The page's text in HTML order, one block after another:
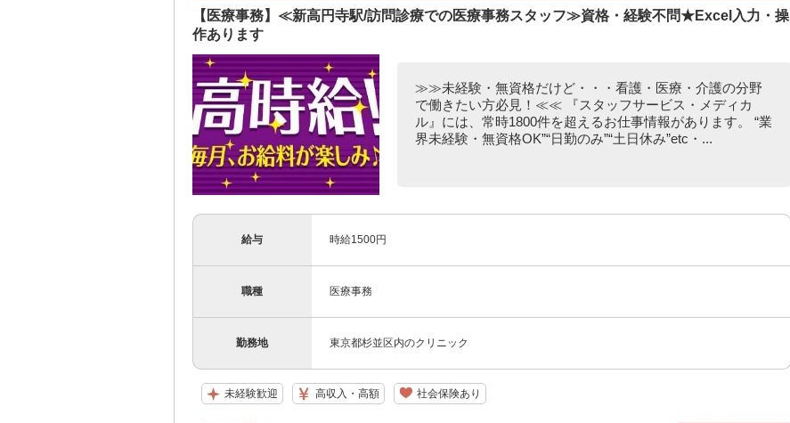
【医療事務】≪新高円寺駅/訪問診療での医療事務スタッフ≫資格・経験不問★Excel入力・操
作あります
≫≫未経験・無資格だけど・・・看護・医療・介護の分野
で働きたい方必見！≪≪ 『スタッフサービス・メディカ
ル』には、常時1800件を超えるお仕事情報があります。 “業
界未経験・無資格OK”“日勤のみ”“土日休み”etc・...
給与 時給1500円
職種 医療事務
勤務地 東京都杉並区内のクリニック
未経験歓迎 高収入・高額 社会保険あり